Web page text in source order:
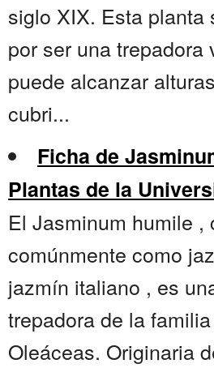
siglo XIX. Esta planta
por ser una trepadora
puede alcanzar
cubri...
Ficha de
Plantas de la
El Jasminum humile ,
comúnmente como
jazmín italiano , es
trepadora de la
Oleáceas. Originaria